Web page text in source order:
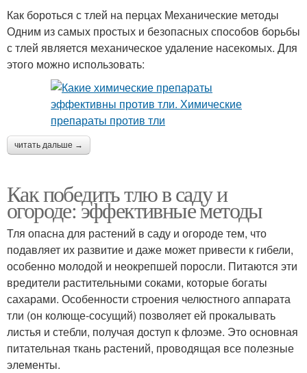
Как бороться с тлей на перцах Механические методы
Одним из самых простых и безопасных способов борьбы
с тлей является механическое удаление насекомых. Для
этого можно использовать:
читать дальше →
Как победить тлю в саду и
огороде: эффективные методы
Тля опасна для растений в саду и огороде тем, что
подавляет их развитие и даже может привести к гибели,
особенно молодой и неокрепшей поросли. Питаются эти
вредители растительными соками, которые богаты
сахарами. Особенности строения челюстного аппарата
тли (он колюще-сосущий) позволяет ей прокалывать
листья и стебли, получая доступ к флоэме. Это основная
питательная ткань растений, проводящая все полезные
элементы.